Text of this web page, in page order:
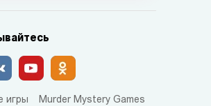
игры Murder Mystery Games